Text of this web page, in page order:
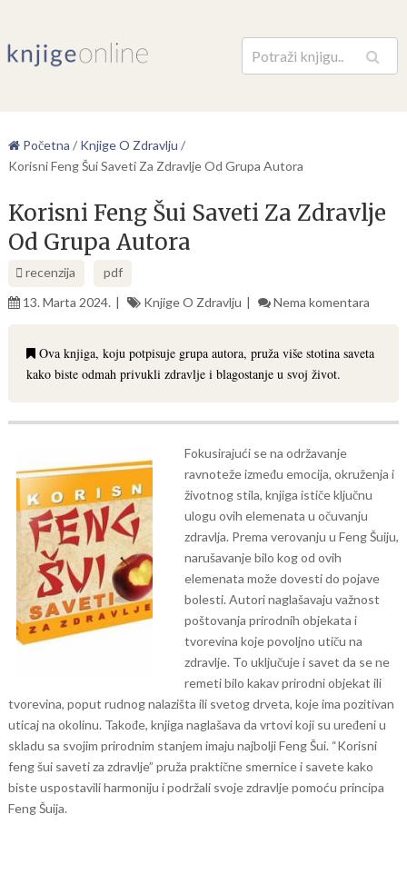
Pretraga
Početna / Knjige O Zdravlju /
Korisni Feng Šui Saveti Za Zdravlje Od Grupa Autora
Korisni Feng Šui Saveti Za Zdravlje
Od Grupa Autora
recenzija
pdf
13. Marta 2024.
Knjige O Zdravlju Nema komentara
Ova knjiga, koju potpisuje grupa autora, pruža više stotina saveta
kako biste odmah privukli zdravlje i blagostanje u svoj život.
Fokusirajući se na održavanje
ravnoteže između emocija, okruženja i
životnog stila, knjiga ističe ključnu
ulogu ovih elemenata u očuvanju
zdravlja. Prema verovanju u Feng Šuiju,
narušavanje bilo kog od ovih
elemenata može dovesti do pojave
bolesti. Autori naglašavaju važnost
poštovanja prirodnih objekata i
tvorevina koje povoljno utiču na
zdravlje. To uključuje i savet da se ne
remeti bilo kakav prirodni objekat ili
tvorevina, poput rudnog nalazišta ili svetog drveta, koje ima pozitivan
uticaj na okolinu. Takođe, knjiga naglašava da vrtovi koji su uređeni u
skladu sa svojim prirodnim stanjem imaju najbolji Feng Šui. “Korisni
feng šui saveti za zdravlje” pruža praktične smernice i savete kako
biste uspostavili harmoniju i podržali svoje zdravlje pomoću principa
Feng Šuija.